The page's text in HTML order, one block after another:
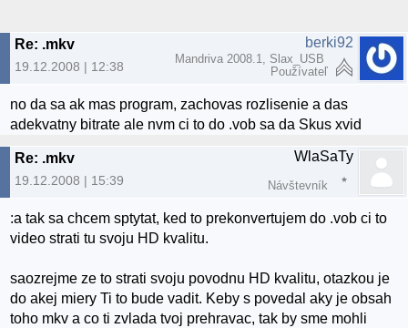
Re: .mkv
19.12.2008 | 12:38
berki92
Mandriva 2008.1, Slax_USB
Používateľ
no da sa ak mas program, zachovas rozlisenie a das
adekvatny bitrate ale nvm ci to do .vob sa da Skus xvid
Re: .mkv
19.12.2008 | 15:39
WlaSaTy
Návštevník
:a tak sa chcem sptytat, ked to prekonvertujem do .vob ci to
video strati tu svoju HD kvalitu.
saozrejme ze to strati svoju povodnu HD kvalitu, otazkou je
do akej miery Ti to bude vadit. Keby s povedal aky je obsah
toho mkv a co ti zvlada tvoj prehravac, tak by sme mohli